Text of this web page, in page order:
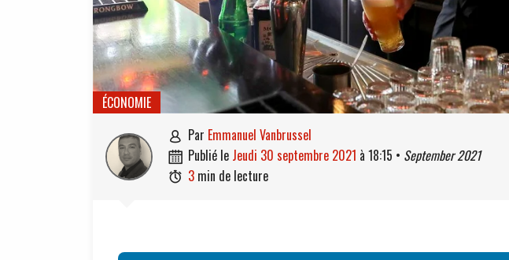
ÉCONOMIE
 par Emmanuel Vanbrussel
 publié le jeudi 30 septembre 2021 à 18:15 • September 2021
 3 min de lecture